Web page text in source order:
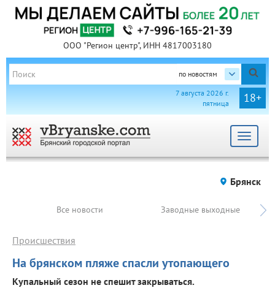
ООО "Регион центр", ИНН 4817003180
по новостям
18+
7 августа 2026 г.
пятница
Toggle
Брянск
Все новости Заводные выходные
На брянском пляже спасли утопающего
Происшествия
Купальный сезон не спешит закрываться.